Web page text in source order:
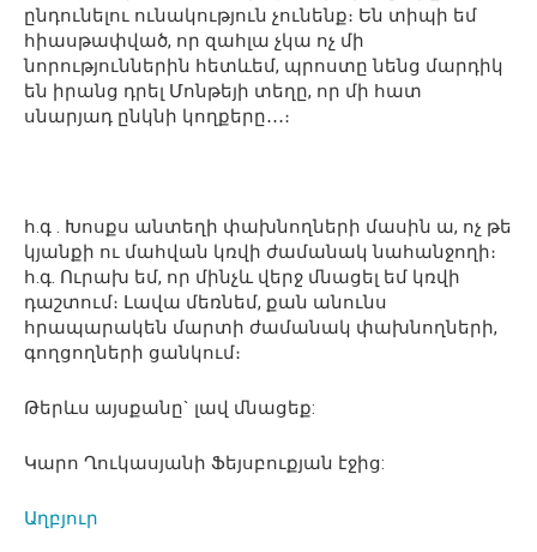
ընդունելու ունակություն չունենք։ Են տիպի եմ
հիասթափված, որ զահլա չկա ոչ մի
նորություններին հետևեմ, պրոստը նենց մարդիկ
են իրանց դրել Մոնթեյի տեղը, որ մի հատ
սնարյադ ընկնի կողքերը․․․։
հ.գ . Խոսքս անտեղի փախնողների մասին ա, ոչ թե
կյանքի ու մահվան կռվի ժամանակ նահանջողի։
հ.գ. Ուրախ եմ, որ մինչև վերջ մնացել եմ կռվի
դաշտում։ Լավա մեռնեմ, քան անունս
հրապարակեն մարտի ժամանակ փախնողների,
գողցողների ցանկում։
Թերևս այսքանը` լավ մնացեք:
Կարո Ղուկասյանի Ֆեյսբուքյան էջից:
Աղբյուր